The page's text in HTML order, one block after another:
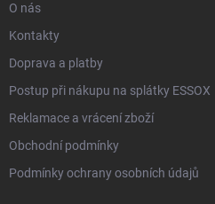
O nás
Kontakty
Doprava a platby
Postup při nákupu na splátky ESSOX
Reklamace a vrácení zboží
Obchodní podmínky
Podmínky ochrany osobních údajů